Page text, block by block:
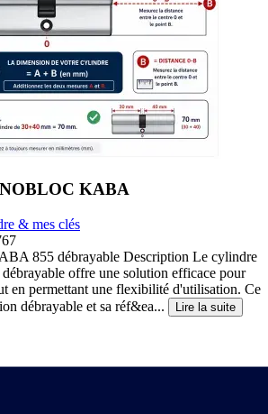
KABA
& mes clés
855 débrayable Description Le cylindre
offre une solution efficace pour
en permettant une flexibilité d'utilisation. Ce
débrayable et sa réf&ea...
Lire la suite